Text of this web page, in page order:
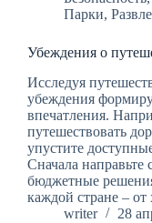
Парки,
Убеждения о
Исследуя
убеждения
впечатления.
путешествовать
упустите
Сначала направьте
бюджетные
каждой стране –
writer
28